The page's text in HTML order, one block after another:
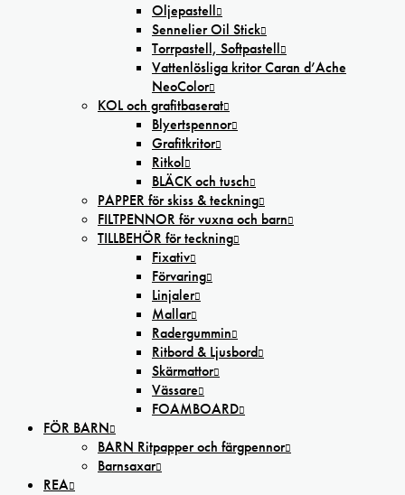
Oljepastell
Sennelier Oil Stick
Torrpastell, Softpastell
Vattenlösliga kritor Caran d’Ache
NeoColor
KOL och grafitbaserat
Blyertspennor
Grafitkritor
Ritkol
BLÄCK och tusch
PAPPER för skiss & teckning
FILTPENNOR för vuxna och barn
TILLBEHÖR för teckning
Fixativ
Förvaring
Linjaler
Mallar
Radergummin
Ritbord & Ljusbord
Skärmattor
Vässare
FOAMBOARD
FÖR BARN
BARN Ritpapper och färgpennor
Barnsaxar
REA